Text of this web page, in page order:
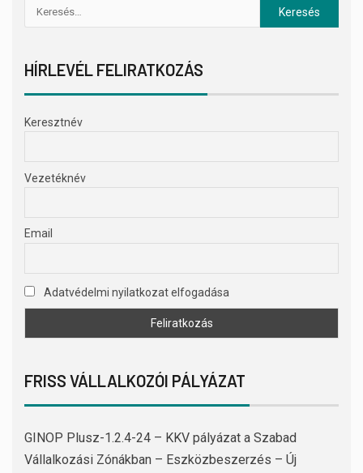
HÍRLEVÉL FELIRATKOZÁS
Keresztnév
Vezetéknév
Email
Adatvédelmi nyilatkozat elfogadása
FRISS VÁLLALKOZÓI PÁLYÁZAT
GINOP Plusz-1.2.4-24 – KKV pályázat a Szabad
Vállalkozási Zónákban – Eszközbeszerzés – Új